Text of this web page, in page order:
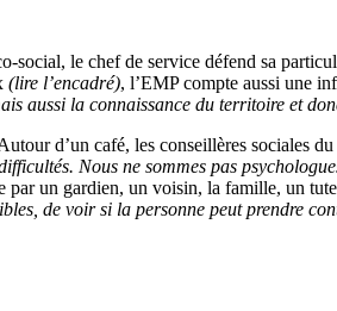
social, le chef de service défend sa
(lire l’encadré), l’EMP compte aussi une
aussi la connaissance du territoire et
d’un café, les conseillères sociales
Nous ne sommes pas
par un gardien, un voisin, la famille, un
de voir si la personne peut prendre